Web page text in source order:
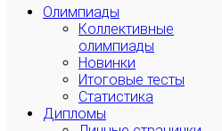
Олимпиады
Коллективные
олимпиады
Новинки
Итоговые тесты
Статистика
Дипломы